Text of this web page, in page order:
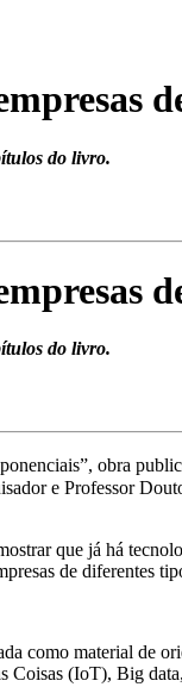
do livro.
do livro.
obra
e Professor
que já há
de diferentes
como material de
Coisas (IoT), Big data,